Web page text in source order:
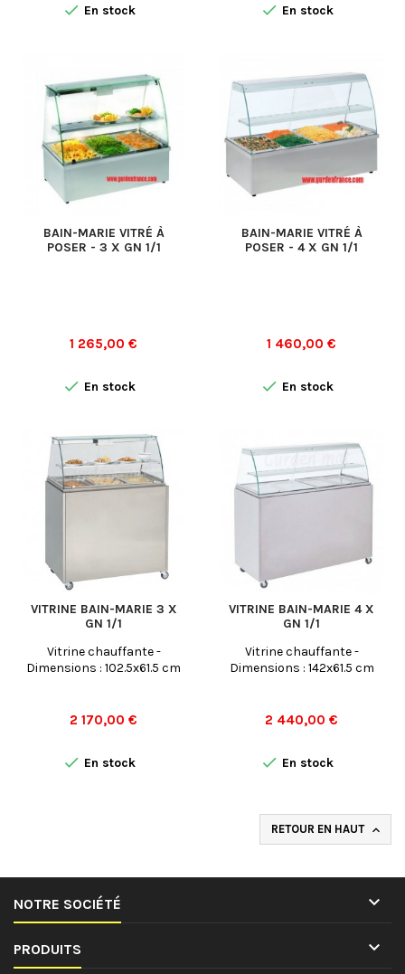
 En stock  En stock
BAIN-MARIE VITRÉ À
POSER - 3 X GN 1/1
Prix
1 265,00 €
 En stock
BAIN-MARIE VITRÉ À
POSER - 4 X GN 1/1
Prix
1 460,00 €
 En stock
VITRINE BAIN-MARIE 3 X
GN 1/1
Vitrine chauffante -
Dimensions : 102.5x61.5 cm
Prix
2 170,00 €
 En stock
VITRINE BAIN-MARIE 4 X
GN 1/1
Vitrine chauffante -
Dimensions : 142x61.5 cm
Prix
2 440,00 €
 En stock
RETOUR EN HAUT 
NOTRE SOCIÉTÉ 
PRODUITS 